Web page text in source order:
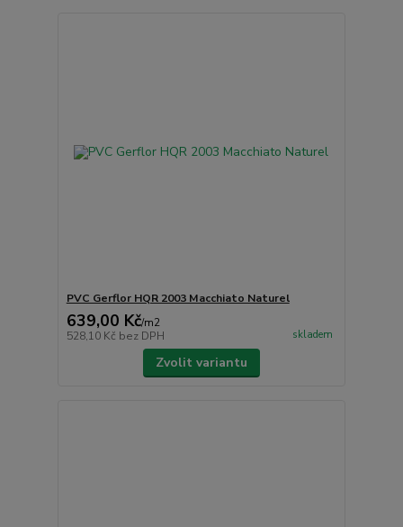
PVC Gerflor HQR 2003 Macchiato Naturel
639,00 Kč/m2
528,10 Kč bez DPH skladem
Zvolit variantu